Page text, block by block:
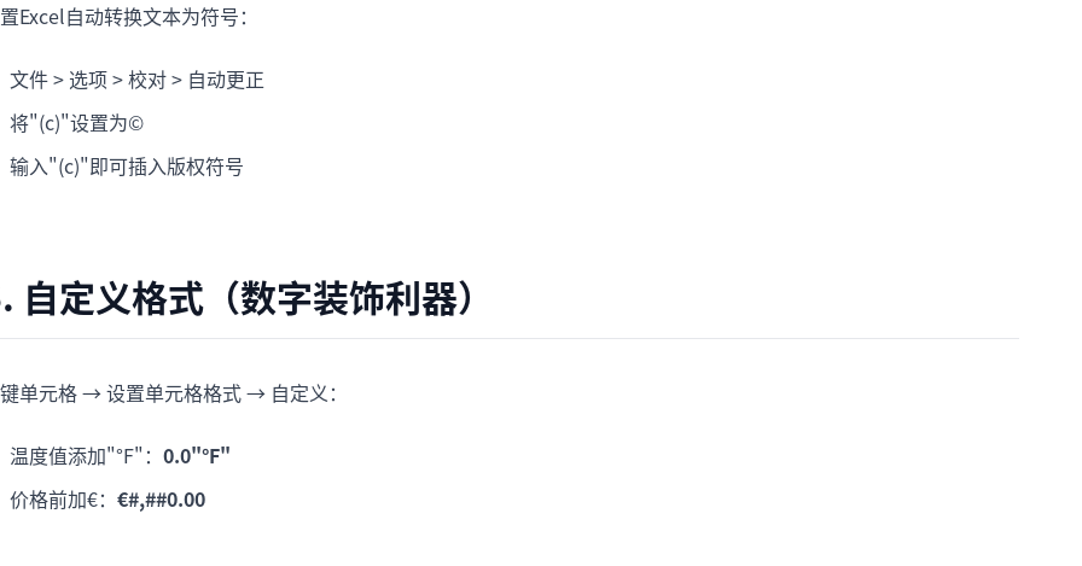
Excel自动转换文本为符号：
文件 > 选项 > 校对 > 自动更正
将"(c)"设置为©
输入"(c)"即可插入版权符号
自定义格式（数字装饰利器）
单元格 → 设置单元格格式 → 自定义：
温度值添加"°F"： 0.0"°F"
价格前加€： €#,##0.00